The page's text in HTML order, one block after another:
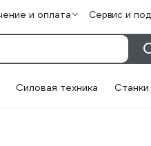
и оплата Сервис и
Силовая техника Станки